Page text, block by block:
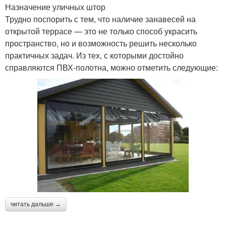
Назначение уличных штор
Трудно поспорить с тем, что наличие занавесей на
открытой террасе — это не только способ украсить
пространство, но и возможность решить несколько
практичных задач. Из тех, с которыми достойно
справляются ПВХ-полотна, можно отметить следующие:
читать дальше →